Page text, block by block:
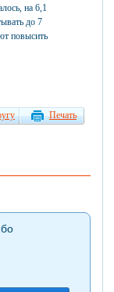
на 6,1
до 7
повысить
Печать